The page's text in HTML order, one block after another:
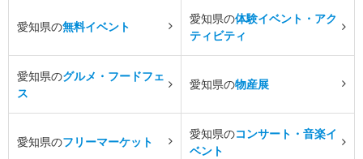
愛知県の無料イベント
愛知県の体験イベント・アク
ティビティ
愛知県のグルメ・フードフェ
ス
愛知県の物産展
愛知県のフリーマーケット
愛知県のコンサート・音楽イ
ベント